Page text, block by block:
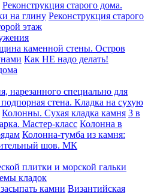
Реконструкция старого дома.
на глину Реконструкция старого
этаж
каменной стены. Остров
Как НЕ надо делать!
нарезанного специально для
стена. Кладка на сухую
Колонны. Сухая кладка камня 3 в
Мастер-класс Колонна в
Колонна-тумба из камня:
шов. МК
плитки и морской гальки
кладок
камни Византийская